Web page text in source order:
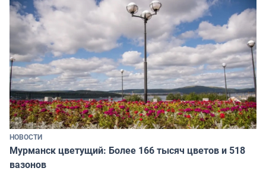
НОВОСТИ
Мурманск цветущий: Более 166 тысяч цветов и 518
вазонов